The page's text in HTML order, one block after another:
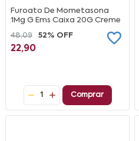
Furoato De Mometasona
1Mg G Ems Caixa 20G Creme
48,09
52% OFF
22,90
1 Comprar